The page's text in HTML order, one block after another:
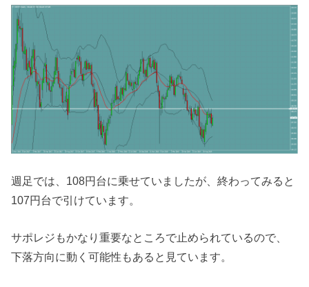
週足では、108円台に乗せていましたが、終わってみると
107円台で引けています。
サポレジもかなり重要なところで止められているので、
下落方向に動く可能性もあると見ています。